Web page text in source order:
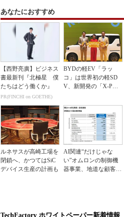
あなたにおすすめ
【西野亮廣】ビジネス
書最新刊『北極星 僕
たちはどう働くか』
PR(FINCHI on GOETHE)
BYDの軽EV「ラッ
コ」は世界初の軽SD
V、新開発の「X-PAC
ルネサスが高崎工場を
閉鎖へ、かつてはSiC
デバイス生産の計画も
AI関連“だけじゃな
い”オムロンの制御機
器事業、地道な顧客基
TechFactory ホワイトペーパー新着情報